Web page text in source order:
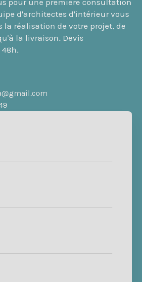
pour une première consultation
d'architectes d'intérieur vous
la réalisation de votre projet, de
la livraison. Devis